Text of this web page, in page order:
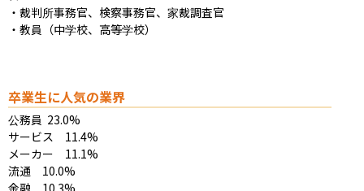
・裁判所事務官、検察事務官、家裁調査官
・教員（中学校、高等学校）
卒業生に人気の業界
公務員	23.0%
サービス　11.4%
メーカー　11.1%
流通　10.0%
金融　10.3%